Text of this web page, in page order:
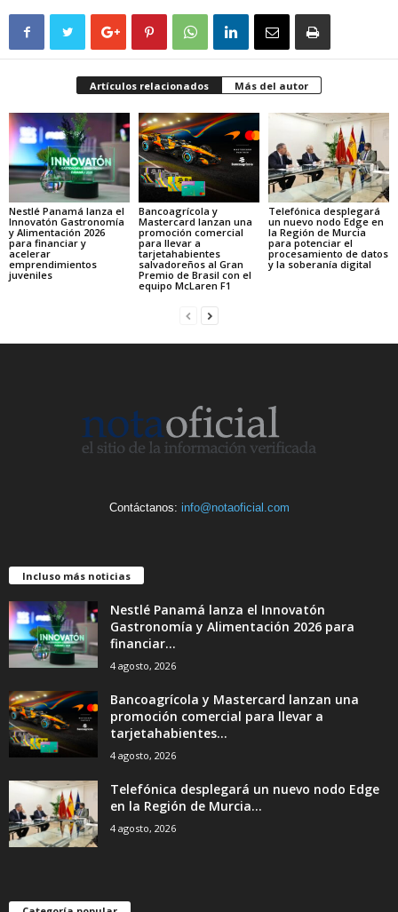
Artículos relacionados Más del autor
Nestlé Panamá lanza el
Innovatón Gastronomía
y Alimentación 2026
para financiar y
acelerar
emprendimientos
juveniles
Bancoagrícola y
Mastercard lanzan una
promoción comercial
para llevar a
tarjetahabientes
salvadoreños al Gran
Premio de Brasil con el
equipo McLaren F1
Telefónica desplegará
un nuevo nodo Edge en
la Región de Murcia
para potenciar el
procesamiento de datos
y la soberanía digital
Contáctanos: info@notaoficial.com
Incluso más noticias
Nestlé Panamá lanza el Innovatón
Gastronomía y Alimentación 2026 para
financiar...
4 agosto, 2026
Bancoagrícola y Mastercard lanzan una
promoción comercial para llevar a
tarjetahabientes...
4 agosto, 2026
Telefónica desplegará un nuevo nodo Edge
en la Región de Murcia...
4 agosto, 2026